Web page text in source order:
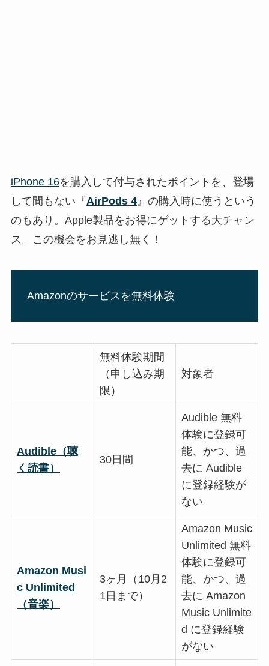
iPhone 16を購入して付与されたポイントを、登場
して間もない『AirPods 4』の購入時に使うという
のもあり。Apple製品をお得にゲットする大チャン
ス。この機会をお見逃し無く！
Amazonのサービスを無料体験
無料体験期間
（申し込み期
限）
対象者
Audible（聴
く読書）
30日間
Audible 無料
体験に登録可
能、かつ、過
去に Audible
に登録経験が
ない
Amazon Musi
c Unlimited
（音楽）
3ヶ月（10月2
1日まで）
Amazon Music
Unlimited 無料
体験に登録可
能、かつ、過
去に Amazon
Music Unlimite
d に登録経験
がない